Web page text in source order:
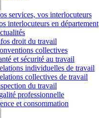
services, vos interlocuteurs
interlocuteurs en département
droit du travail
collectives
et sécurité au travail
individuelles de travail
collectives de travail
du travail
professionnelle
et consommation